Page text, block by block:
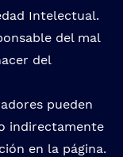
Intelectual.
del mal
del
pueden
indirectamente
en la página.